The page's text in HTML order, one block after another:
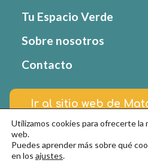
Tu Espacio Verde
Sobre nosotros
Contacto
Ir al sitio web de
© Goizper Group 2022.
Utilizamos cookies para ofrecerte la
web.
Puedes aprender más sobre qué
en los ajustes.